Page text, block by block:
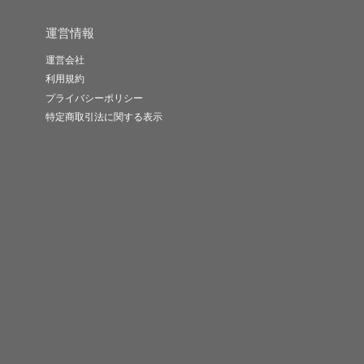
運営情報
運営会社
利用規約
プライバシーポリシー
特定商取引法に関する表示